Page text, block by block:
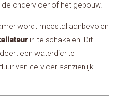
ondervloer of het gebouw.
wordt meestal aanbevolen
in te schakelen. Dit
een waterdichte
van de vloer aanzienlijk